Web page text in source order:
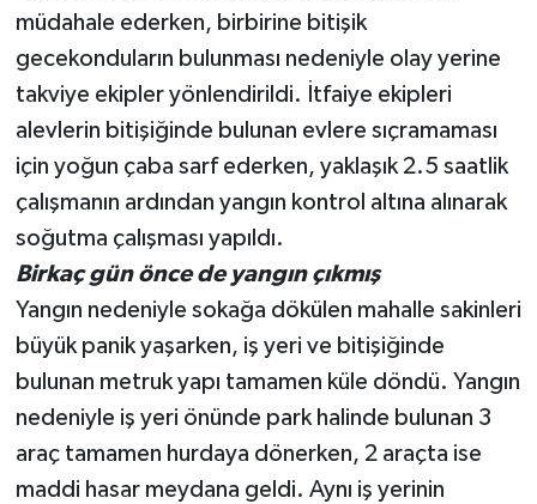
müdahale ederken, birbirine bitişik
gecekonduların bulunması nedeniyle olay yerine
takviye ekipler yönlendirildi. İtfaiye ekipleri
alevlerin bitişiğinde bulunan evlere sıçramaması
için yoğun çaba sarf ederken, yaklaşık 2.5 saatlik
çalışmanın ardından yangın kontrol altına alınarak
soğutma çalışması yapıldı.
Birkaç gün önce de yangın çıkmış
Yangın nedeniyle sokağa dökülen mahalle sakinleri
büyük panik yaşarken, iş yeri ve bitişiğinde
bulunan metruk yapı tamamen küle döndü. Yangın
nedeniyle iş yeri önünde park halinde bulunan 3
araç tamamen hurdaya dönerken, 2 araçta ise
maddi hasar meydana geldi. Aynı iş yerinin